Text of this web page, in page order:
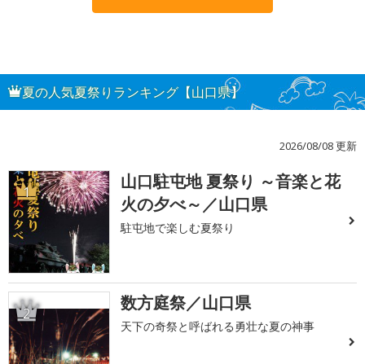
夏の人気夏祭りランキング【山口県】
2026/08/08 更新
1
山口駐屯地 夏祭り ～音楽と花
火の夕べ～／山口県
駐屯地で楽しむ夏祭り
2 数方庭祭／山口県
天下の奇祭と呼ばれる勇壮な夏の神事